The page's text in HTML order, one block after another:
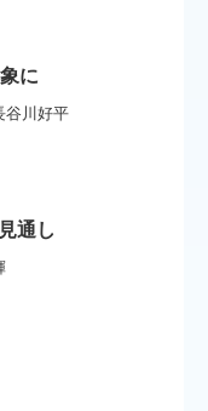
に
川好平
通し